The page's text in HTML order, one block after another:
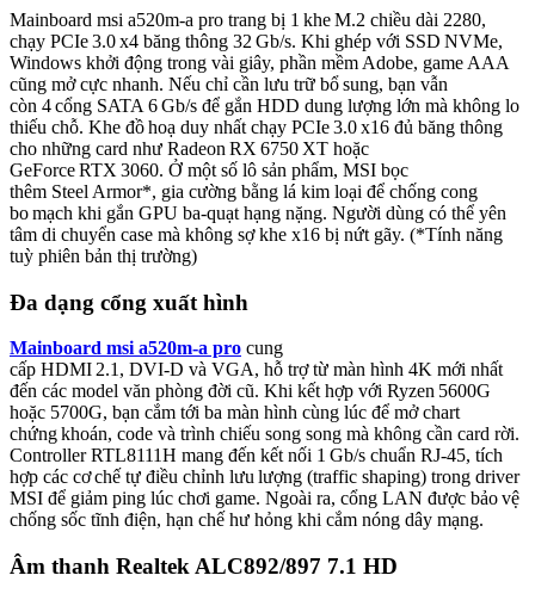
Mainboard msi a520m-a pro trang bị 1 khe M.2 chiều dài 2280,
chạy PCIe 3.0 x4 băng thông 32 Gb/s. Khi ghép với SSD NVMe,
Windows khởi động trong vài giây, phần mềm Adobe, game AAA
cũng mở cực nhanh. Nếu chỉ cần lưu trữ bổ sung, bạn vẫn
còn 4 cổng SATA 6 Gb/s để gắn HDD dung lượng lớn mà không lo
thiếu chỗ. Khe đồ hoạ duy nhất chạy PCIe 3.0 x16 đủ băng thông
cho những card như Radeon RX 6750 XT hoặc
GeForce RTX 3060. Ở một số lô sản phẩm, MSI bọc
thêm Steel Armor*, gia cường bằng lá kim loại để chống cong
bo mạch khi gắn GPU ba‑quạt hạng nặng. Người dùng có thể yên
tâm di chuyển case mà không sợ khe x16 bị nứt gãy. (*Tính năng
tuỳ phiên bản thị trường)
Đa dạng cổng xuất hình
Mainboard msi a520m-a pro cung
cấp HDMI 2.1, DVI‑D và VGA, hỗ trợ từ màn hình 4K mới nhất
đến các model văn phòng đời cũ. Khi kết hợp với Ryzen 5600G
hoặc 5700G, bạn cắm tới ba màn hình cùng lúc để mở chart
chứng khoán, code và trình chiếu song song mà không cần card rời.
Controller RTL8111H mang đến kết nối 1 Gb/s chuẩn RJ‑45, tích
hợp các cơ chế tự điều chỉnh lưu lượng (traffic shaping) trong driver
MSI để giảm ping lúc chơi game. Ngoài ra, cổng LAN được bảo vệ
chống sốc tĩnh điện, hạn chế hư hỏng khi cắm nóng dây mạng.
Âm thanh Realtek ALC892/897 7.1 HD